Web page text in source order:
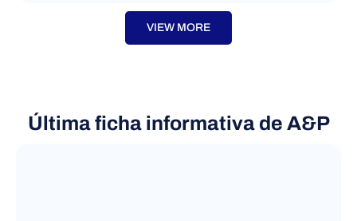
VIEW MORE
Última ficha informativa de A&P